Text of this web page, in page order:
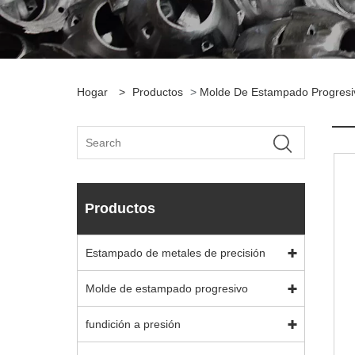
Hogar > Productos > Molde De Estampado
Productos
Estampado de metales de precisión
Molde de estampado progresivo
fundición a presión